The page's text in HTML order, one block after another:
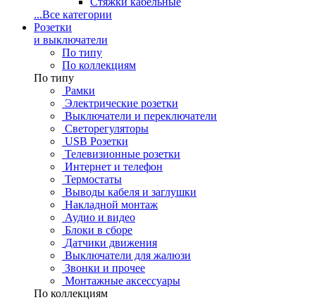
...Все категории
Розетки
и выключатели
По типу
По коллекциям
По типу
Рамки
Электрические розетки
Выключатели и переключатели
Светорегуляторы
USB Розетки
Телевизионные розетки
Интернет и телефон
Термостаты
Выводы кабеля и заглушки
Накладной монтаж
Аудио и видео
Блоки в сборе
Датчики движения
Выключатели для жалюзи
Звонки и прочее
Монтажные аксессуары
По коллекциям